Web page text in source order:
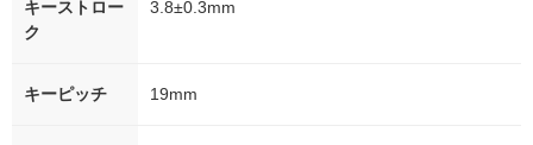
キーストロー
ク
3.8±0.3mm
キーピッチ 19mm